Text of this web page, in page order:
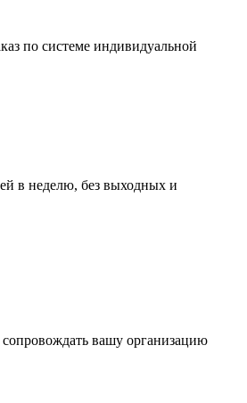
по системе индивидуальной
в неделю, без выходных и
сопровождать вашу организацию